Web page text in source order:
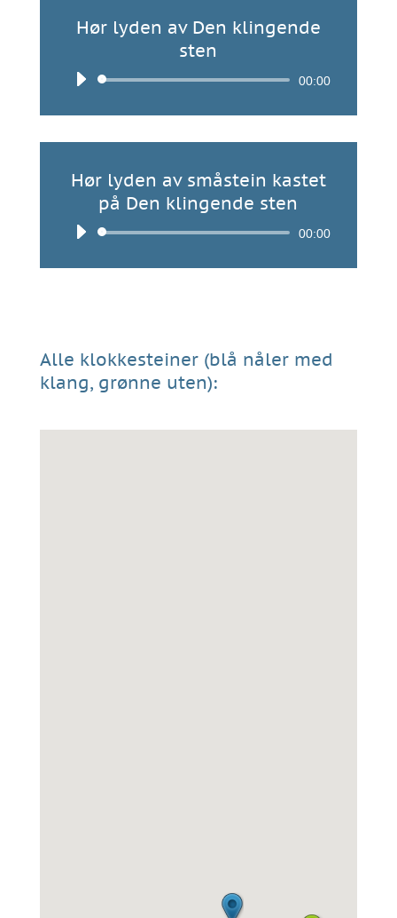
Hør lyden av Den klingende
sten
Lydavspiller 00:00
Hør lyden av småstein kastet
på Den klingende sten
Lydavspiller 00:00
Alle klokkesteiner (blå nåler med
klang, grønne uten):